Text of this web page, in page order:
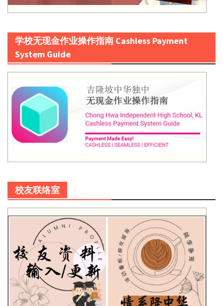
学校无现金作业操作指南 Cashless Payment
System Guide
校友联络室